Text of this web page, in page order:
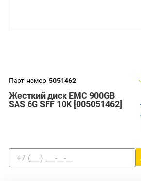
Парт-номер:5051462
Жесткий диск EMC 900GB
SAS 6G SFF 10K [005051462]